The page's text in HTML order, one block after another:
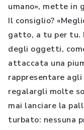
umano», mette in
Il consiglio?
gatto, a tu per tu.
degli oggetti,
attaccata una
rappresentare
regalargli molte
mai lanciare la
turbato: nessuna